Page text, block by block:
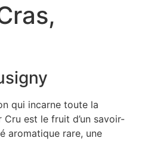
qui incarne toute la
Cru est le fruit d’un savoir-
aromatique rare, une